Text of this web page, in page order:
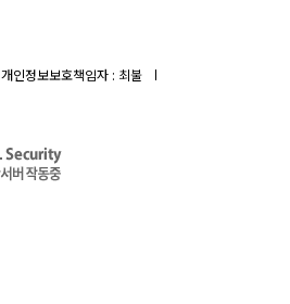
개인정보보호책임자 : 최불